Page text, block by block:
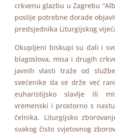
crkvenu glazbu u Zagrebu
poslije potrebne dorade
predsjednika Liturgijskog
Okupljeni biskupi su dali i
blagoslova, misa i drugih
javnih vlasti traže od
svećenike da se drže već
euharistijsko slavlje ili
vremenski i prostorno s
čelnika. Liturgijsko
svakog čisto svjetovnog